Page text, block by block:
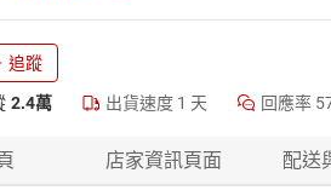
追蹤
2.4萬 出貨速度 1 天 回應率
店家資訊頁面 配送